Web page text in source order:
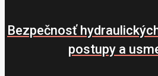
Bezpečnosť
postupy a